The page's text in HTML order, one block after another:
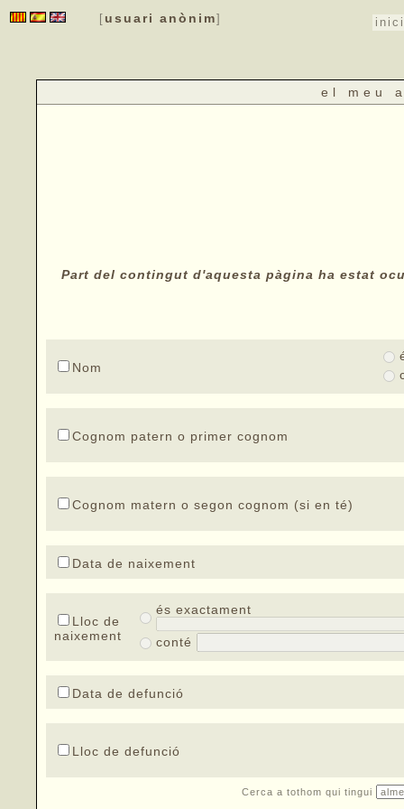
[ usuari anònim] inici
el meu
Part del contingut d'aquesta pàgina ha estat
Nom
Cognom patern o primer cognom
Cognom matern o segon cognom (si en té)
Data de naixement
Lloc de
naixement
és exactament
conté
Data de defunció
Lloc de defunció
Cerca a tothom qui tingui